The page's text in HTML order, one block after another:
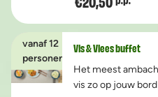
vanaf 12
personen
Vis & Vlees buffet
Het meest
vis zo op jouw